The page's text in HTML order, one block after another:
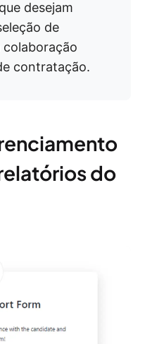
desejam
de
contratação.
do